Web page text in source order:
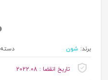
برند: شون
تاریخ انقضا : 2022.08